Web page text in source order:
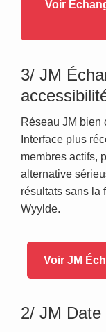
Voir
3/ JM
Réseau JM bien
Interface plus
membres actifs,
alternative
résultats sans la
Wyylde.
Voir JM
2/ JM